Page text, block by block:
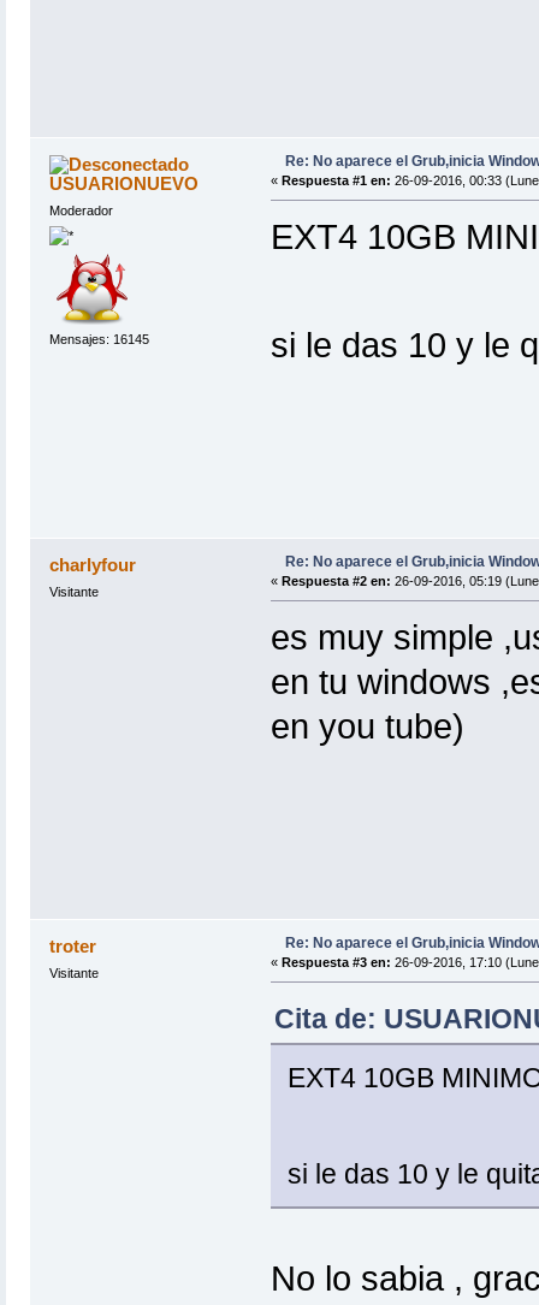
USUARIONUEVO
Moderador
Mensajes: 16145
Re: No aparece el Grub,inicia
« Respuesta #1 en: 26-09-2016, 00:33
EXT4 10GB
si le das 10 y le
charlyfour
Visitante
Re: No aparece el Grub,inicia
« Respuesta #2 en: 26-09-2016, 05:19
es muy simple
en tu windows
en you tube)
troter
Visitante
Re: No aparece el Grub,inicia
« Respuesta #3 en: 26-09-2016, 17:10
Cita de:
EXT4 10GB
si le das 10 y le
No lo sabia ,